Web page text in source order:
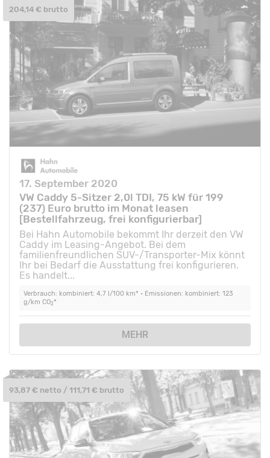
17. September 2020
VW Caddy 5-Sitzer 2,0l TDI, 75 kW für 199
(237) Euro brutto im Monat leasen
[Bestellfahrzeug, frei konfigurierbar]
Bei Hahn Automobile bekommt Ihr derzeit den VW
Caddy im Leasing-Angebot. Bei dem
familienfreundlichen SUV-/Transporter-Mix könnt
Ihr bei Bedarf die Ausstattung frei konfigurieren.
Es handelt...
Verbrauch: kombiniert: 4,7 l/100 km* • Emissionen: kombiniert: 123
g/km CO2*
MEHR
204,14 € brutto
93,87 € netto / 111,71 € brutto